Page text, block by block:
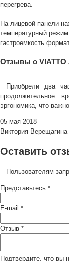
перегрева.
На лицевой панели
температурный
гастроемкость
Отзывы о VIATTO
Приобрели два
продолжительное
эргономика, что
05 мая 2018
Виктория Верещагина
Оставить
Пользователям
Представьтесь *
E-mail *
Отзыв *
Подтвердите, что вы